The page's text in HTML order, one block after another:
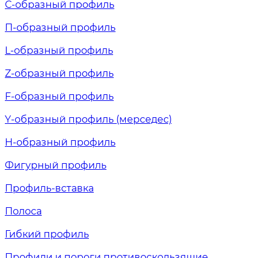
С-образный профиль
П-образный профиль
L-образный профиль
Z-образный профиль
F-образный профиль
Y-образный профиль (мерседес)
H-образный профиль
Фигурный профиль
Профиль-вставка
Полоса
Гибкий профиль